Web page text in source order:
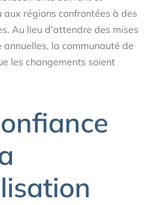
régions confrontées à des
Au lieu d'attendre des mises
la communauté de
les changements soient